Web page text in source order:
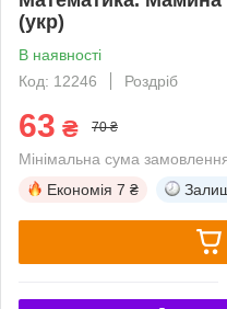
(укр)
В наявності
Код: 12246
Роздріб
63 ₴ 70 ₴
Мінімальна сума
Економія 7 ₴